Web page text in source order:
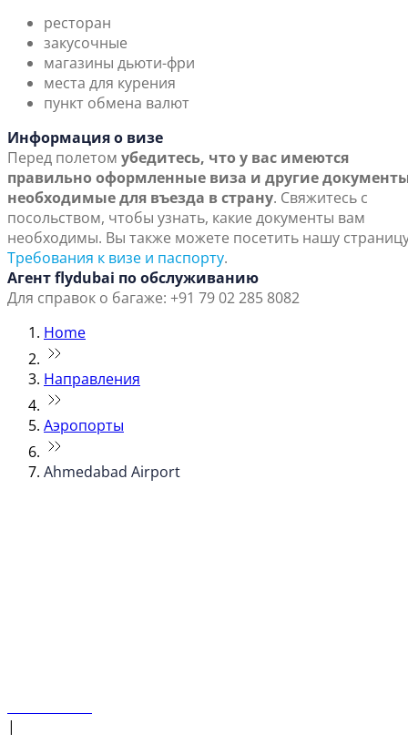
ресторан
закусочные
магазины дьюти-фри
места для курения
пункт обмена валют
Информация о визе
Перед полетом убедитесь, что у вас имеются
правильно оформленные виза и другие
необходимые для въезда в страну. Свяжитесь с
посольством, чтобы узнать, какие документы вам
необходимы. Вы также можете посетить нашу
Требования к визе и паспорту.
Агент flydubai по обслуживанию
Для справок о багаже: +91 79 02 285 8082
Home
Направления
Аэропорты
Ahmedabad Airport
|